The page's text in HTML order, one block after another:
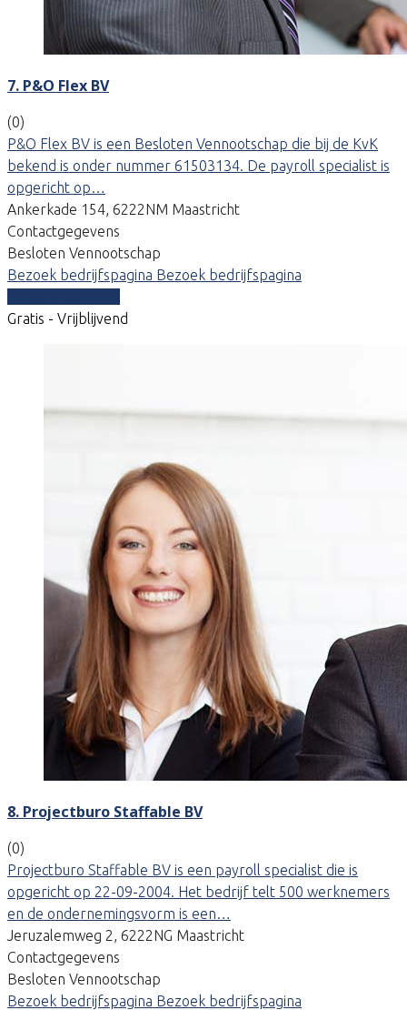
7. P&O Flex BV
(0)
P&O Flex BV is een Besloten Vennootschap die bij de KvK
bekend is onder nummer 61503134. De payroll specialist is
opgericht op…
Ankerkade 154, 6222NM Maastricht
Contactgegevens
Besloten Vennootschap
Bezoek bedrijfspagina Bezoek bedrijfspagina
Gratis - Vrijblijvend
8. Projectburo Staffable BV
(0)
Projectburo Staffable BV is een payroll specialist die is
opgericht op 22-09-2004. Het bedrijf telt 500 werknemers
en de ondernemingsvorm is een…
Jeruzalemweg 2, 6222NG Maastricht
Contactgegevens
Besloten Vennootschap
Bezoek bedrijfspagina Bezoek bedrijfspagina